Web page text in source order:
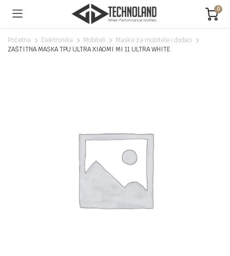
0
Početna Elektronika Mobiteli
Maske za mobitele i dodaci
ZAŠTITNA MASKA TPU ULTRA XIAOMI MI 11 ULTRA WHITE